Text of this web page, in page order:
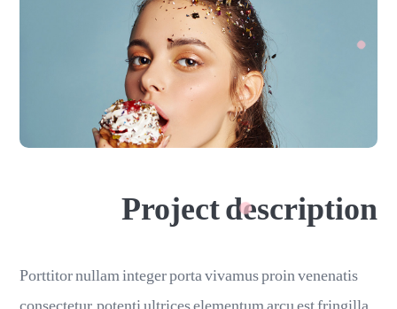
Project description
Porttitor nullam integer porta vivamus proin venenatis